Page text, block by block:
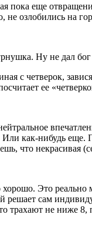
пока еще
не озлобились на
Ну не дал
с четверок,
ее
как-нибудь еще.
что некрасивая
Это
решает сам
трахают не ниже 8,